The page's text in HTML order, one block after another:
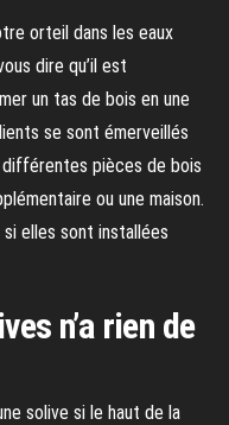
orteil dans les eaux
dire qu’il est
un tas de bois en une
se sont émerveillés
pièces de bois
ou une maison.
elles sont installées
n’a rien de
solive si le haut de la